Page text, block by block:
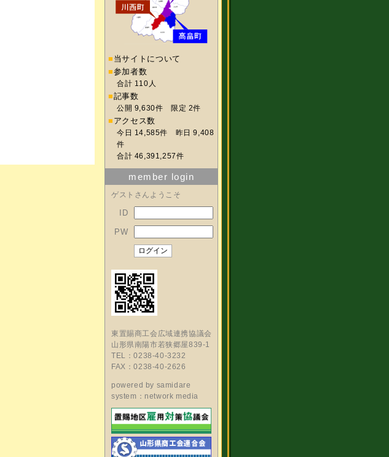
■ 当サイトについて
■参加者数
合計 110人
■記事数
公開 9,630件 限定 2件
■ アクセス数
今日 14,585件 昨日 9,408
件
合計 46,391,257件
member login
ゲストさんようこそ
ID
PW
東置賜商工会広域連携協議会
山形県南陽市若狭郷屋839-1
TEL：0238-40-3232
FAX：0238-40-2626
powered by samidare
system：network media